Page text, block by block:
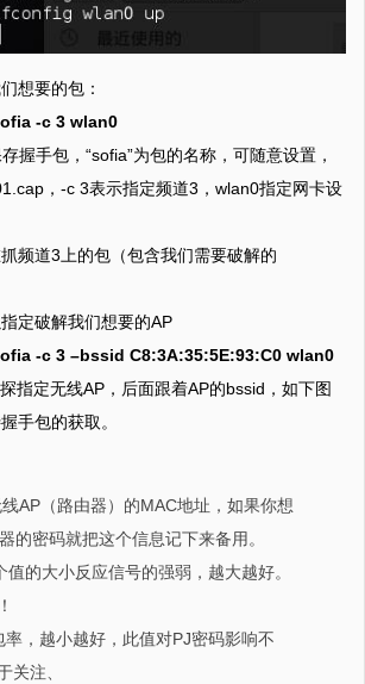
想要的包：
-c 3 wlan0
握手包，“sofia”为包的名称，可随意设置，
，-c 3表示指定频道3，wlan0指定网卡设
频道3上的包（包含我们需要破解的
定破解我们想要的AP
-c 3 –bssid C8:3A:35:5E:93:C0 wlan0
指定无线AP，后面跟着AP的bssid，如下图
手包的获取。
AP（路由器）的MAC地址，如果你想
的密码就把这个信息记下来备用。
值的大小反应信号的强弱，越大越好。
率，越小越好，此值对PJ密码影响不
关注、